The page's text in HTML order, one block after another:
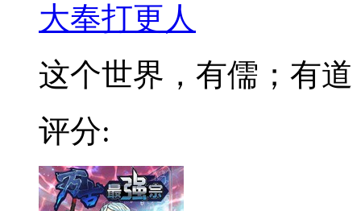
大奉打更人
这个世界，有儒；有道
评分: